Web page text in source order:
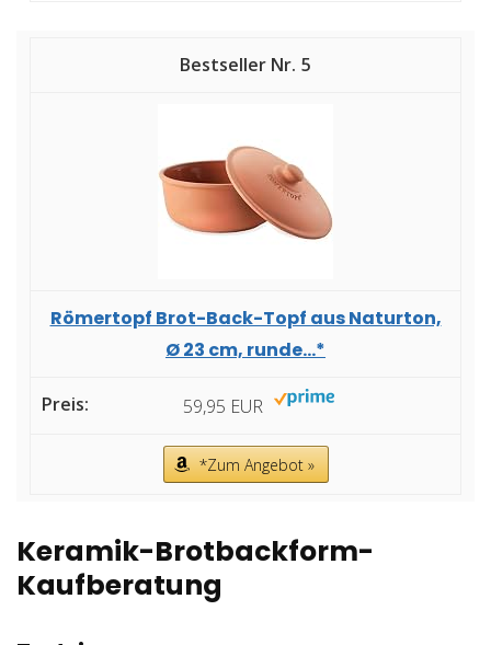
5
Römertopf Brot-Back-Topf aus Naturton,
Ø 23 cm, runde...*
59,95 EUR
*Zum Angebot »
Keramik-Brotbackform-
Kaufberatung